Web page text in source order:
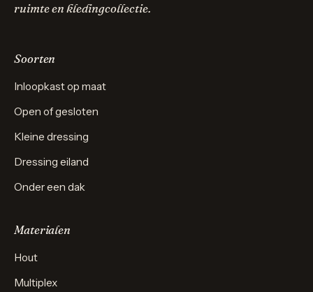
ruimte en kledingcollectie.
Soorten
Inloopkast op maat
Open of gesloten
Kleine dressing
Dressing eiland
Onder een dak
Materialen
Hout
Multiplex